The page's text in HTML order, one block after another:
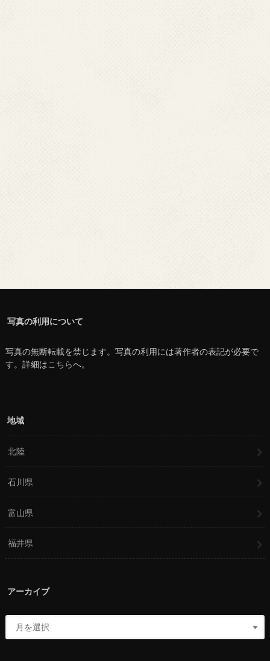
写真の利用について
写真の無断転載を禁じます。写真の利用には著作者の表記が必要で
す。詳細はこちらへ。
地域
北陸
石川県
富山県
福井県
アーカイブ